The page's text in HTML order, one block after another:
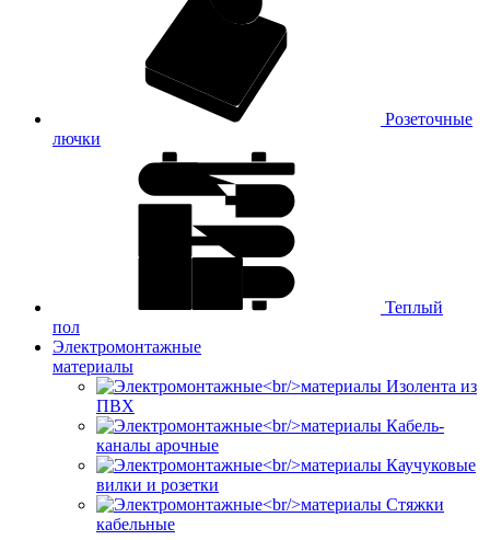
Розеточные
лючки
Теплый
пол
Электромонтажные
материалы
Изолента из
ПВХ
Кабель-
каналы арочные
Каучуковые
вилки и розетки
Стяжки
кабельные